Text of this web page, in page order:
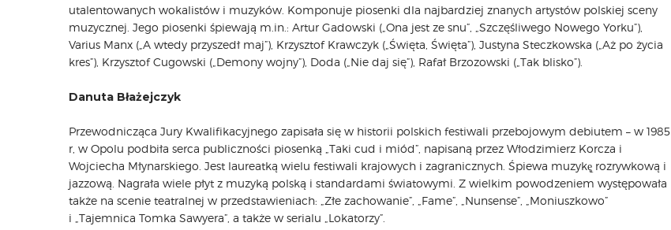
utalentowanych wokalistów i muzyków. Komponuje piosenki dla najbardziej znanych artystów polskiej sceny
muzycznej. Jego piosenki śpiewają m.in.: Artur Gadowski („Ona jest ze snu”, „Szczęśliwego Nowego Yorku”),
Varius Manx („A wtedy przyszedł maj”), Krzysztof Krawczyk („Święta, Święta”), Justyna Steczkowska („Aż po życia
kres”), Krzysztof Cugowski („Demony wojny”), Doda („Nie daj się”), Rafał Brzozowski („Tak blisko”).
Danuta Błażejczyk
Przewodnicząca Jury Kwalifikacyjnego zapisała się w historii polskich festiwali przebojowym debiutem – w 1985
r, w Opolu podbiła serca publiczności piosenką „Taki cud i miód”, napisaną przez Włodzimierz Korcza i
Wojciecha Młynarskiego. Jest laureatką wielu festiwali krajowych i zagranicznych. Śpiewa muzykę̨ rozrywkową i
jazzową. Nagrała wiele płyt z muzyką polską i standardami światowymi. Z wielkim powodzeniem występowała
także na scenie teatralnej w przedstawieniach: „Złe zachowanie”, „Fame”, „Nunsense”, „Moniuszkowo”
i „Tajemnica Tomka Sawyera”, a także w serialu „Lokatorzy”.